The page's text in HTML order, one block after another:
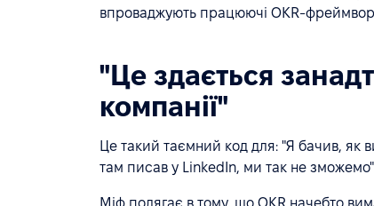
впроваджують працюючі OKR-
"Це здається
компанії"
Це такий таємний код для: "Я бачив, як
там писав у LinkedIn, ми так не
Міф полягає в тому, що OKR начебто